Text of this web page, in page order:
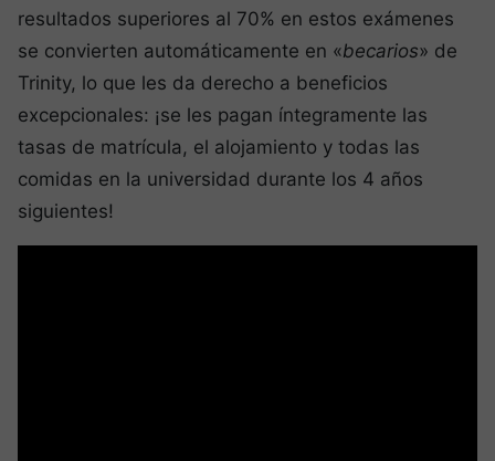
resultados superiores al 70% en estos exámenes
se convierten automáticamente en «becarios» de
Trinity, lo que les da derecho a beneficios
excepcionales: ¡se les pagan íntegramente las
tasas de matrícula, el alojamiento y todas las
comidas en la universidad durante los 4 años
siguientes!